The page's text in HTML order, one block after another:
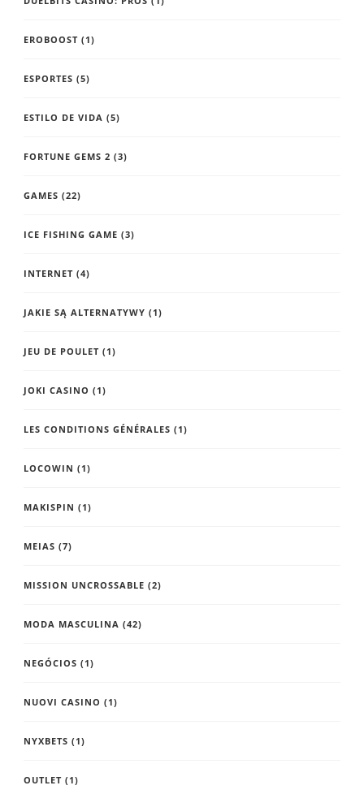
EROBOOST (1)
ESPORTES (5)
ESTILO DE VIDA (5)
FORTUNE GEMS 2 (3)
GAMES (22)
ICE FISHING GAME (3)
INTERNET (4)
JAKIE SĄ ALTERNATYWY (1)
JEU DE POULET (1)
JOKI CASINO (1)
LES CONDITIONS GÉNÉRALES (1)
LOCOWIN (1)
MAKISPIN (1)
MEIAS (7)
MISSION UNCROSSABLE (2)
MODA MASCULINA (42)
NEGÓCIOS (1)
NUOVI CASINO (1)
NYXBETS (1)
OUTLET (1)